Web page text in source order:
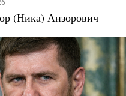
(Ника) Анзорович